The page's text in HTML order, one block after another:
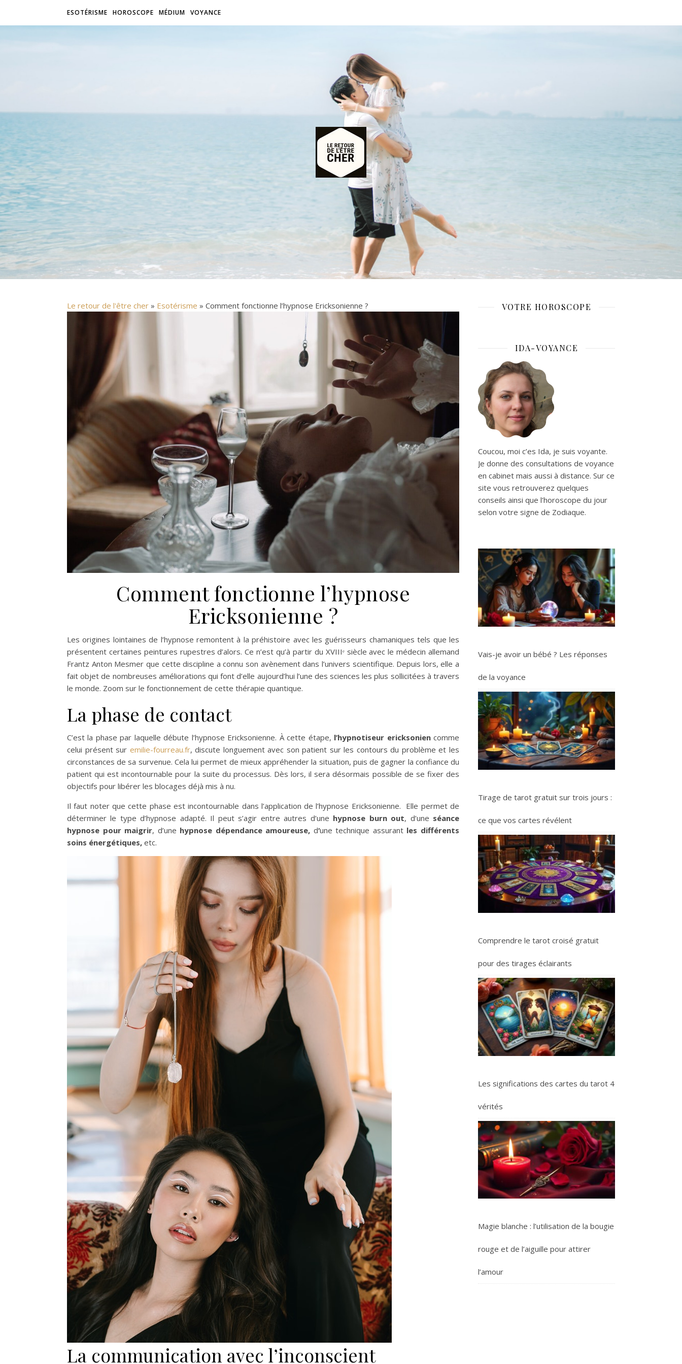
ESOTÉRISME HOROSCOPE MÉDIUM VOYANCE
Le retour de l'être cher » Esotérisme » Comment fonctionne l’hypnose Ericksonienne ?
Comment fonctionne l’hypnose
Ericksonienne ?
Les origines lointaines de l’hypnose remontent à la préhistoire avec les guérisseurs chamaniques tels que les
présentent certaines peintures rupestres d’alors. Ce n’est qu’à partir du XVIIIᵉ siècle avec le médecin allemand
Frantz Anton Mesmer que cette discipline a connu son avènement dans l’univers scientifique. Depuis lors, elle a
fait objet de nombreuses améliorations qui font d’elle aujourd’hui l’une des sciences les plus sollicitées à travers
le monde. Zoom sur le fonctionnement de cette thérapie quantique.
La phase de contact
C’est la phase par laquelle débute l’hypnose Ericksonienne. À cette étape, l’hypnotiseur ericksoniencomme
celui présent sur emilie-fourreau.fr, discute longuement avec son patient sur les contours du problème et les
circonstances de sa survenue. Cela lui permet de mieux appréhender la situation, puis de gagner la confiance du
patient qui est incontournable pour la suite du processus. Dès lors, il sera désormais possible de se fixer des
objectifs pour libérer les blocages déjà mis à nu.
Il faut noter que cette phase est incontournable dans l’application de l’hypnose Ericksonienne. Elle permet de
déterminer le type d’hypnose adapté. Il peut s’agir entre autres d’une hypnose burn out, d’une séance
hypnose pour maigrir, d’une hypnose dépendance amoureuse, d‘une technique assurant les différents
soins énergétiques, etc.
La communication avec l’inconscient
VOTRE HOROSCOPE
IDA-VOYANCE
Coucou, moi c’es Ida, je suis voyante.
Je donne des consultations de voyance
en cabinet mais aussi à distance. Sur ce
site vous retrouverez quelques
conseils ainsi que l’horoscope du jour
selon votre signe de Zodiaque.
Vais-je avoir un bébé ? Les réponses
de la voyance
Tirage de tarot gratuit sur trois jours :
ce que vos cartes révélent
Comprendre le tarot croisé gratuit
pour des tirages éclairants
Les significations des cartes du tarot 4
vérités
Magie blanche : l’utilisation de la bougie
rouge et de l’aiguille pour attirer
l’amour